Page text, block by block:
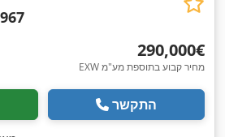
‏290,000 ‏€
EXW מחיר קבוע בתוספת מע"מ
התקשר